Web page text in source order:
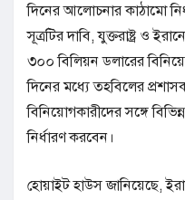
দিনের আলোচনার কাঠামো
সূত্রটির দাবি, যুক্তরাষ্ট্র ও
৩০০ বিলিয়ন ডলারের
দিনের মধ্যে তহবিলের
বিনিয়োগকারীদের সঙ্গে
নির্ধারণ করবেন।
হোয়াইট হাউস জানিয়েছে,